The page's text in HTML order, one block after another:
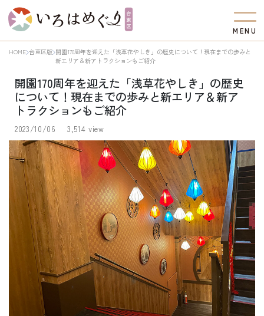
M EN U
HOME 台東区版 開園170周年を迎えた「浅草花やしき」の歴史について！現在までの歩みと
新エリア＆新アトラクションもご紹介
開園170周年を迎えた「浅草花やしき」の歴史
について！現在までの歩みと新エリア＆新ア
トラクションもご紹介
2023/10/06 3,514 view